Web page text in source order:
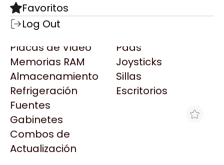
Componentes
Motherboards
Microprocesadores
Placas de Video
Memorias RAM
Almacenamiento
Refrigeración
Fuentes
Gabinetes
Combos de
Actualización
Pads
Joysticks
Sillas
Escritorios
Todas las Marcas
AMD
AULA
Acer
Adata
AeroCool
Antec
Arkham
Asrock
Destacadas
Favoritos
Log Out
PC GAMER ECOVISION INTEL I3-
13100F + 32GB + 1TB + 3060 12GB +